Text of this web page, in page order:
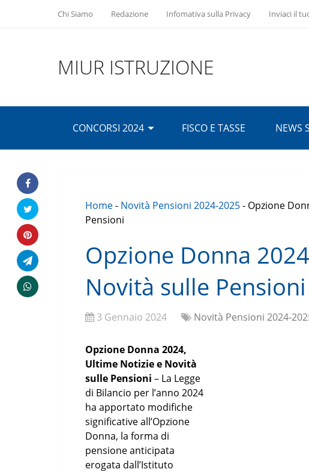
Chi Siamo Redazione Infomativa sulla Privacy Inviaci il
MIUR ISTRUZIONE
CONCORSI 2024 FISCO E TASSE NEWS
Home- Novità Pensioni 2024-2025- Opzione
Pensioni
Opzione Donna
Novità sulle Pensioni
3 Gennaio 2024 Novità Pensioni 2024-
Opzione Donna 2024,
Ultime Notizie e Novità
sulle Pensioni – La Legge
di Bilancio per l’anno 2024
ha apportato modifiche
significative all’Opzione
Donna, la forma di
pensione anticipata
erogata dall’Istituto